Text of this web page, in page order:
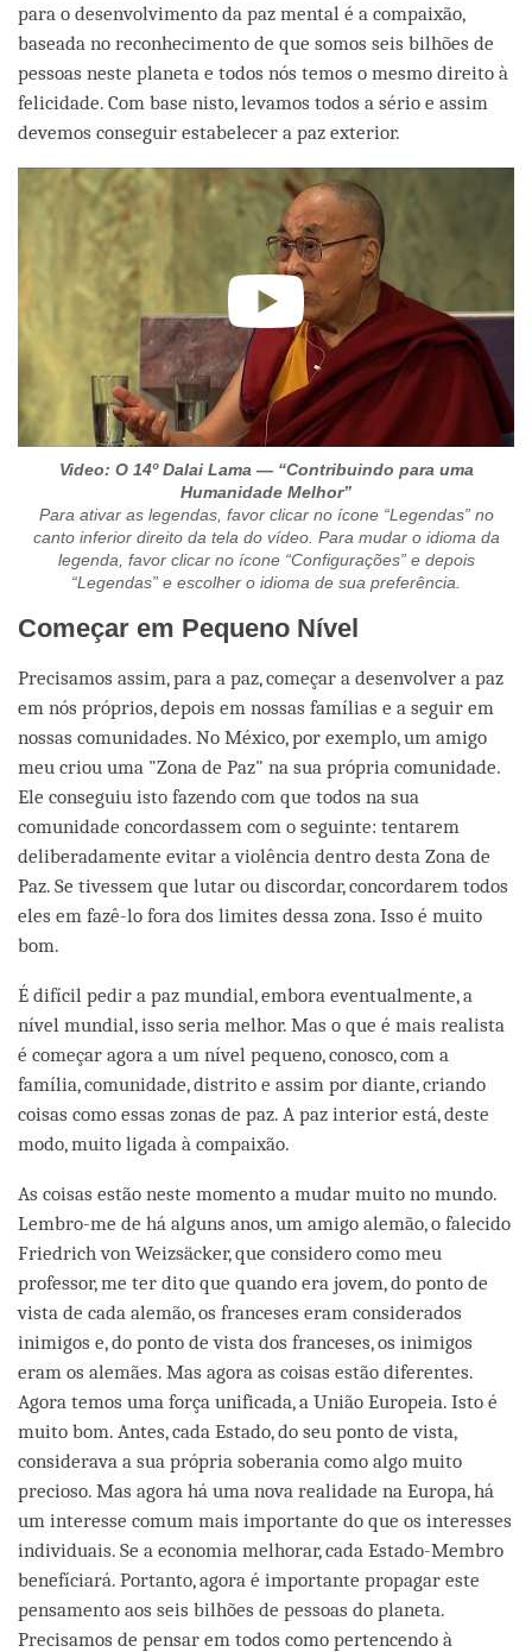
para o desenvolvimento da paz mental é a compaixão,
baseada no reconhecimento de que somos seis bilhões de
pessoas neste planeta e todos nós temos o mesmo direito à
felicidade. Com base nisto, levamos todos a sério e assim
devemos conseguir estabelecer a paz exterior.
Video: O 14º Dalai Lama — “Contribuindo para uma
Humanidade Melhor”
Para ativar as legendas, favor clicar no ícone “Legendas” no
canto inferior direito da tela do vídeo. Para mudar o idioma da
legenda, favor clicar no ícone “Configurações” e depois
“Legendas” e escolher o idioma de sua preferência.
Começar em Pequeno Nível
Precisamos assim, para a paz, começar a desenvolver a paz
em nós próprios, depois em nossas famílias e a seguir em
nossas comunidades. No México, por exemplo, um amigo
meu criou uma "Zona de Paz" na sua própria comunidade.
Ele conseguiu isto fazendo com que todos na sua
comunidade concordassem com o seguinte: tentarem
deliberadamente evitar a violência dentro desta Zona de
Paz. Se tivessem que lutar ou discordar, concordarem todos
eles em fazê-lo fora dos limites dessa zona. Isso é muito
bom.
É difícil pedir a paz mundial, embora eventualmente, a
nível mundial, isso seria melhor. Mas o que é mais realista
é começar agora a um nível pequeno, conosco, com a
família, comunidade, distrito e assim por diante, criando
coisas como essas zonas de paz. A paz interior está, deste
modo, muito ligada à compaixão.
As coisas estão neste momento a mudar muito no mundo.
Lembro-me de há alguns anos, um amigo alemão, o falecido
Friedrich von Weizsäcker, que considero como meu
professor, me ter dito que quando era jovem, do ponto de
vista de cada alemão, os franceses eram considerados
inimigos e, do ponto de vista dos franceses, os inimigos
eram os alemães. Mas agora as coisas estão diferentes.
Agora temos uma força unificada, a União Europeia. Isto é
muito bom. Antes, cada Estado, do seu ponto de vista,
considerava a sua própria soberania como algo muito
precioso. Mas agora há uma nova realidade na Europa, há
um interesse comum mais importante do que os interesses
individuais. Se a economia melhorar, cada Estado-Membro
benefíciará. Portanto, agora é importante propagar este
pensamento aos seis bilhões de pessoas do planeta.
Precisamos de pensar em todos como pertencendo à